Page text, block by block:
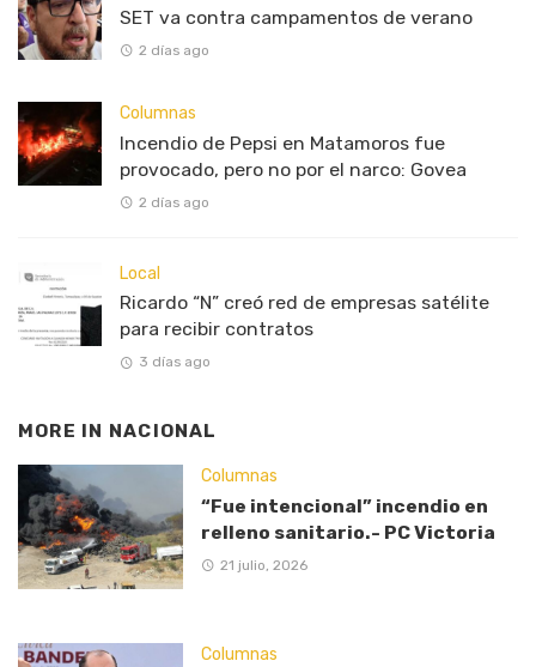
SET va contra campamentos de verano
2 días ago
Columnas
Incendio de Pepsi en Matamoros fue
provocado, pero no por el narco: Govea
2 días ago
Local
Ricardo “N” creó red de empresas satélite
para recibir contratos
3 días ago
MORE IN NACIONAL
Columnas
“Fue intencional” incendio en
relleno sanitario.- PC Victoria
21 julio, 2026
Columnas